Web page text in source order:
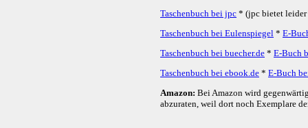
Taschenbuch bei jpc * (jpc bietet leider
Taschenbuch bei Eulenspiegel * E-
Taschenbuch bei buecher.de * E-Buch
Taschenbuch bei ebook.de * E-Buch
Amazon: Bei Amazon wird
abzuraten, weil dort noch Exemplare